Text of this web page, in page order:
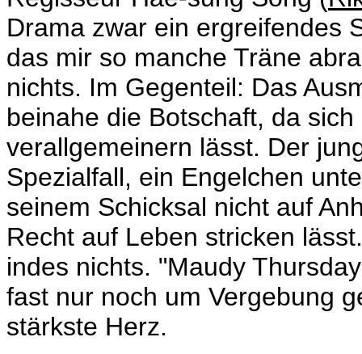
Drama zwar ein ergreifendes
das mir so manche Träne
nichts. Im Gegenteil: Das
beinahe die Botschaft, da
verallgemeinern lässt. Der
Spezialfall, ein Engelchen
seinem Schicksal nicht auf
Recht auf Leben stricken
indes nichts. "Maudy
fast nur noch um Vergebung
stärkste Herz.